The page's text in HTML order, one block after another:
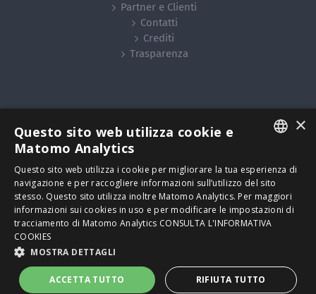
Partner e Clienti
Contatti
Crediti
Trasparenza
© Copyright 2026 | Zelda S.r.l. – impresa sociale - Tutti i diritti
riservati -
C.F. e P.IVA IT04262500269 - via Francesco Baracca, 39 – 30173
Venezia | Powered byNeroavorio
FacebookInstagramYouTubeVimeoEmailSkype
Italiano
ENGLISH
SPANISH
×
Questo sito web utilizza cookie e
Matomo Analytics
Questo sito web utilizza i cookie per migliorare la tua esperienza di
navigazione e per raccogliere informazioni sull’utilizzo del sito
stesso. Questo sito utilizza inoltre Matomo Analytics. Per maggiori
informazioni sui cookies in uso e per modificare le impostazioni di
tracciamento di Matomo Analytics CONSULTA L'INFORMATIVA
COOKIES
MOSTRA DETTAGLI
ACCETTA TUTTO RIFIUTA TUTTO